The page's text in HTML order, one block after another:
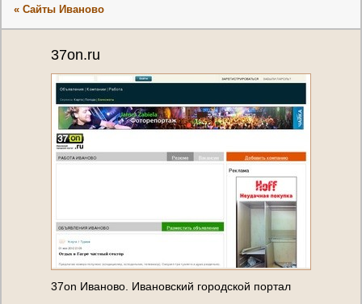
« Сайты Иваново
37on.ru
37on Иваново. Ивановский городской портал